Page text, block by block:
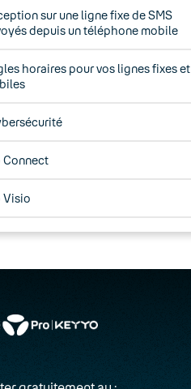
sur une ligne fixe de SMS
depuis un téléphone mobile
horaires pour vos lignes fixes et
Connect
Visio